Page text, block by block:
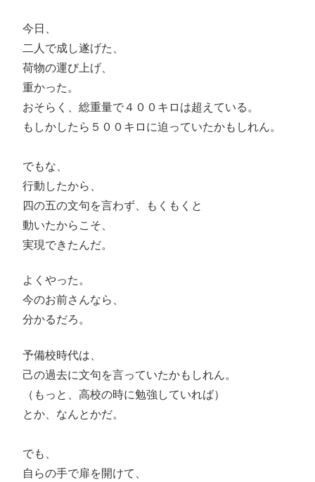
今日、
二人で成し遂げた、
荷物の運び上げ、
重かった。
おそらく、総重量で４００キロは超えている。
もしかしたら５００キロに迫っていたかもしれん。
でもな、
行動したから、
四の五の文句を言わず、もくもくと
動いたからこそ、
実現できたんだ。
よくやった。
今のお前さんなら、
分かるだろ。
予備校時代は、
己の過去に文句を言っていたかもしれん。
（もっと、高校の時に勉強していれば）
とか、なんとかだ。
でも、
自らの手で扉を開けて、